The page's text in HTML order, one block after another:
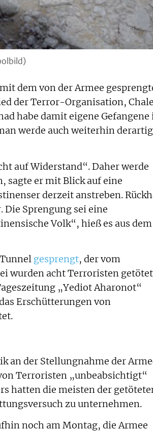
dem von der Armee
der Terror-Organisation,
habe damit eigene Gefangene
werde auch weiterhin
auf Widerstand“. Daher werde
sagte er mit Blick auf eine
derzeit anstreben.
Sprengung sei eine
Volk“, hieß es aus dem
gesprengt, der vom
wurden acht Terroristen
„Yediot Aharonot“
Erschütterungen von
an der Stellungnahme der
Terroristen „unbeabsichtigt“
hatten die meisten der
zu unternehmen.
noch am Montag, die Armee